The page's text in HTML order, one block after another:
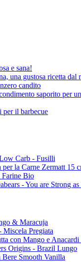
e sana!
una gustosa ricetta dal
candito
saporito per
il barbecue
Carb - Fusilli
per la Carne Zermatt 15
Bio
- You are Strong as
& Maracuja
Miscela Pregiata
con Mango e
Origins - Brazil Lungo
Bere Smooth Vanilla